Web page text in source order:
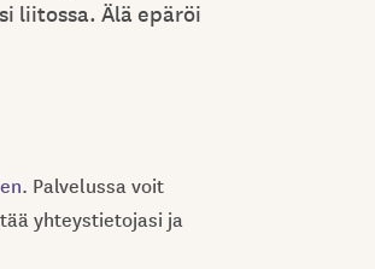
liitossa.Älä epäröi
. Palvelussa voit
yhteystietojasi ja